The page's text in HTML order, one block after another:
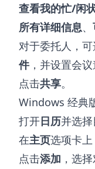
查看我的忙/闲
所有详细信息、
对于委托人，
件，并设置会议
点击共享。
Windows 经典
打开日历并选择
在主页选项卡
点击添加 ，选